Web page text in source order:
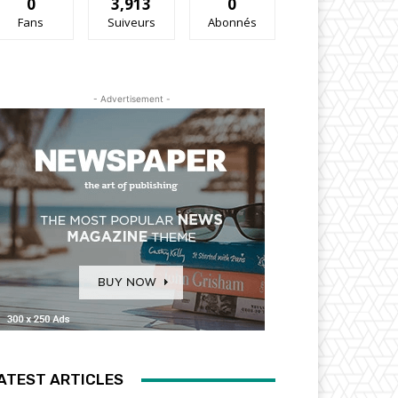
Fans Suiveurs Abonnés
- Advertisement -
ARTICLES